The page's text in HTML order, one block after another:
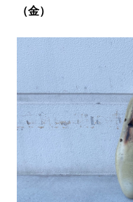
（金）